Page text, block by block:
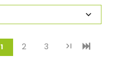
1(current)
2 3